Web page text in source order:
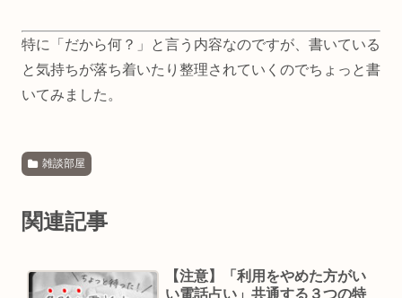
特に「だから何？」と言う内容なのですが、書いている
と気持ちが落ち着いたり整理されていくのでちょっと書
いてみました。
雑談部屋
関連記事
【注意】「利用をやめた方がい
い電話占い」共通する３つの特